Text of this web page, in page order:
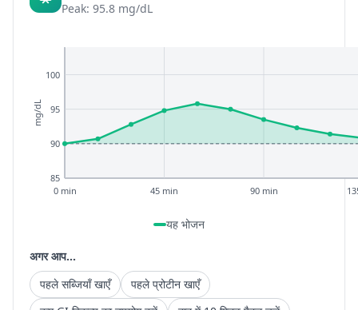
Peak: 95.8 mg/dL
85
90
95
100
0 min 45 min 90 min
mg/dL
यह भोजन
अगर आप...
पहले सब्जियाँ खाएँ
पहले प्रोटीन खाएँ